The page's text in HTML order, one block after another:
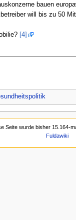
bauen
will bis zu 50
[4]
Seite wurde bisher 15.164-
Fuldawiki